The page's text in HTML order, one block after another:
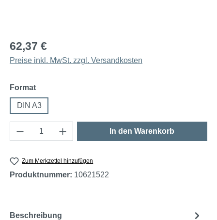
62,37 €
Preise inkl. MwSt. zzgl. Versandkosten
Formatauswählen
DIN A3
Produkt Anzahl: Gib den gewünschten
In den Warenkorb
Zum Merkzettel hinzufügen
Produktnummer: 10621522
Beschreibung